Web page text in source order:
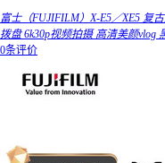
富士（FUJIFILM）X-E5／XE5 复
拨盘 6k30p视频拍摄 高清美颜vlog
0条评价